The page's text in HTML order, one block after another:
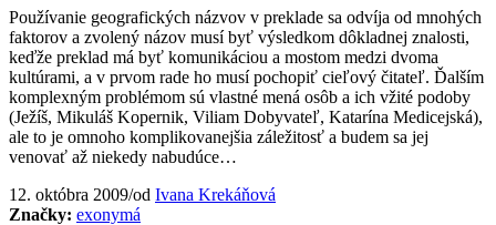
Používanie geografických názvov v preklade sa odvíja od mnohých
faktorov a zvolený názov musí byť výsledkom dôkladnej znalosti,
keďže preklad má byť komunikáciou a mostom medzi dvoma
kultúrami, a v prvom rade ho musí pochopiť cieľový čitateľ. Ďalším
komplexným problémom sú vlastné mená osôb a ich vžité podoby
(Ježíš, Mikuláš Kopernik, Viliam Dobyvateľ, Katarína Medicejská),
ale to je omnoho komplikovanejšia záležitosť a budem sa jej
venovať až niekedy nabudúce…
12. októbra 2009/od Ivana Krekáňová
Značky: exonymá